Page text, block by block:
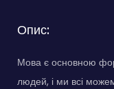
Опис:
Мова є основною
людей, і ми всі